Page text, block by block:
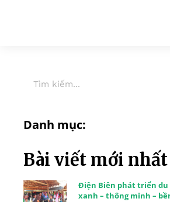
Danh mục:
Bài viết mới nhất
Điện Biên phát triển
xanh – thông minh –